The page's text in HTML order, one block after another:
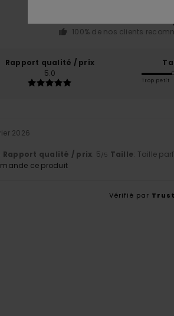
100% de nos clients
Rapport qualité / prix
5.0
Trop petit
2026
Rapport qualité / prix: 5/5 Taille: Taille
ce produit
Vérifié par